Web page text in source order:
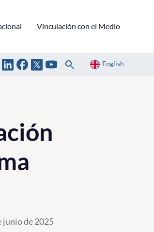
Vinculación con el Medio
English
junio de 2025